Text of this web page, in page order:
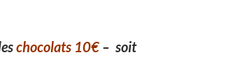
chocolats 10€– soit